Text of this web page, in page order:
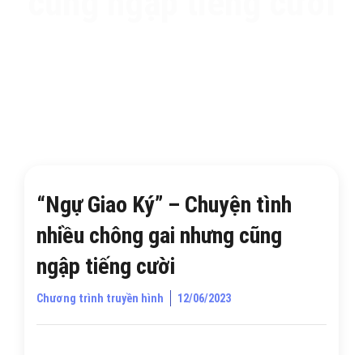
“Ngự Giao Ký” – Chuyện tình
nhiều chông gai nhưng cũng
ngập tiếng cười
Chương trình truyền hình 12/06/2023